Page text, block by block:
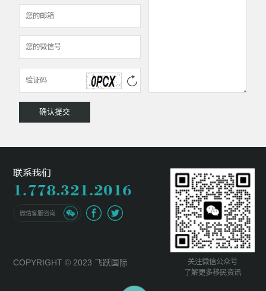
微信客服咨询
COPYRIGHT © 2023 飞跃国际
关注微信公众号
了解更多移民资讯